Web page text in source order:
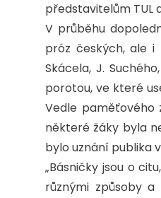
představitelům TUL
V průběhu
próz českých, ale i
Skácela, J.
porotou, ve které
Vedle paměťového
některé žáky byla
bylo uznání publika
„Básničky jsou o
různými způsoby